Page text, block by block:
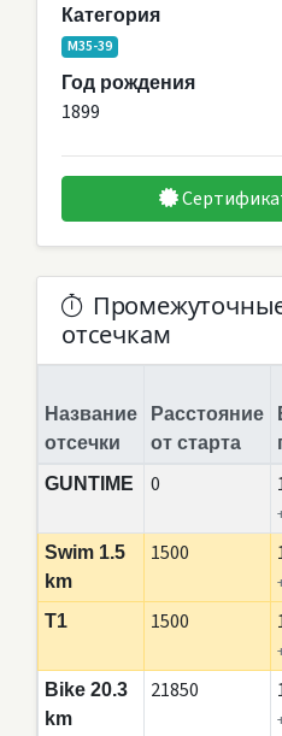
Категория
M35-39
Год рождения
1899
отсечкам
Название
отсечки
Расстояние
от старта
GUNTIME
0
Swim 1.5
km
1500
T1 1500
Bike 20.3
km
21850